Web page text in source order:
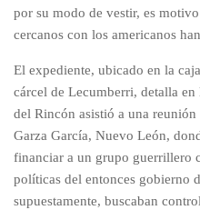
por su modo de vestir, es
cercanos con los americanos
El expediente, ubicado en la
cárcel de Lecumberri, detalla
del Rincón asistió a una
Garza García, Nuevo León,
financiar a un grupo guerrillero
políticas del entonces gobierno
supuestamente, buscaban